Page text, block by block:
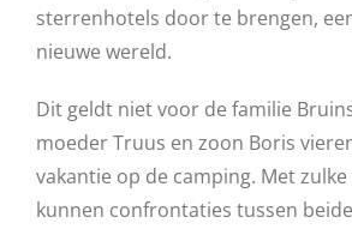
sterrenhotels door te brengen,
nieuwe wereld.
Dit geldt niet voor de familie
moeder Truus en zoon Boris
vakantie op de camping. Met
kunnen confrontaties tussen